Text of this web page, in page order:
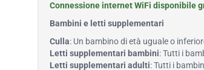
Connessione internet WiFi disponibile
Bambini e letti supplementari
Culla: Un bambino di età uguale o
Letti supplementari bambini: Tutti i
Letti supplementari adulti: Tutti i